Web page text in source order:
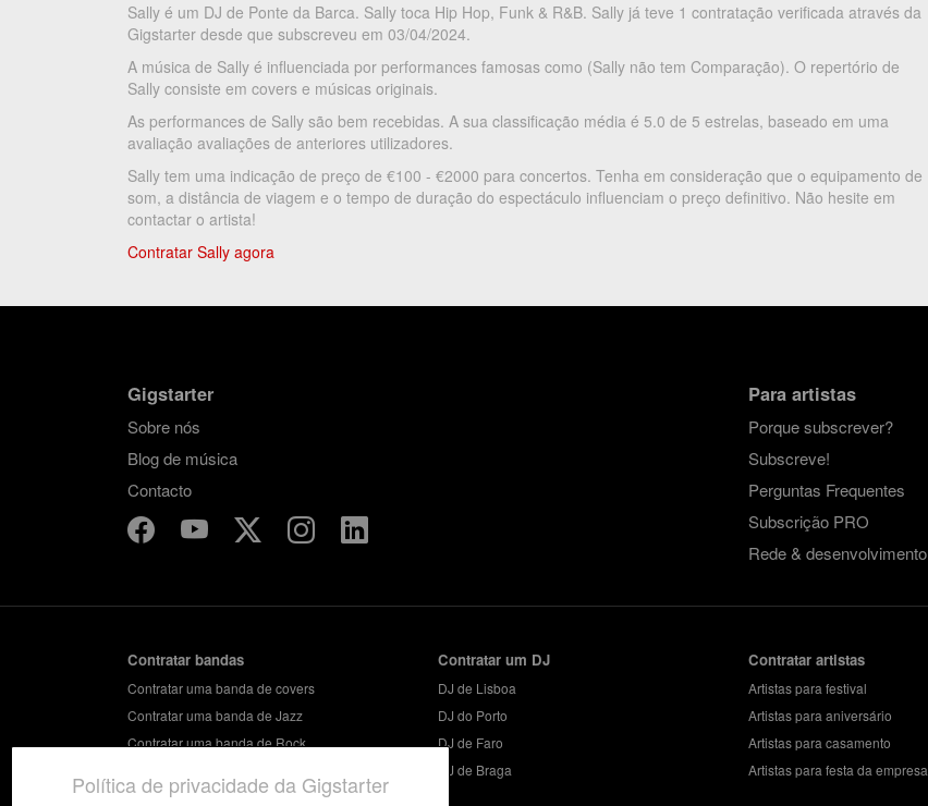
Sally é um DJ de Ponte da Barca. Sally toca Hip Hop, Funk & R&B. Sally já teve 1 contratação verificada através da
Gigstarter desde que subscreveu em 03/04/2024.
A música de Sally é influenciada por performances famosas como (Sally não tem Comparação). O repertório de
Sally consiste em covers e músicas originais.
As performances de Sally são bem recebidas. A sua classificação média é 5.0 de 5 estrelas, baseado em uma
avaliação avaliações de anteriores utilizadores.
Sally tem uma indicação de preço de €100 - €2000 para concertos. Tenha em consideração que o equipamento de
som, a distância de viagem e o tempo de duração do espectáculo influenciam o preço definitivo. Não hesite em
contactar o artista!
Contratar Sally agora
Para artistas
Porque subscrever?
Subscreve!
Perguntas Frequentes
Subscrição PRO
Rede & desenvolvimento
Gigstarter
Sobre nós
Blog de música
Contacto
Contratar bandas
Contratar uma banda de covers
Contratar uma banda de Jazz
Contratar uma banda de Rock
Contratar um DJ
DJ de Lisboa
DJ do Porto
DJ de Faro
DJ de Braga
Contratar artistas
Artistas para festival
Artistas para aniversário
Artistas para casamento
Artistas para festa da empresa
Política de privacidade da Gigstarter